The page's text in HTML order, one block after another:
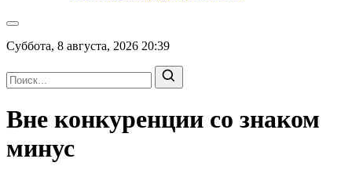
Суббота, 8 августа, 2026 20:39
Вне конкуренции со знаком
минус